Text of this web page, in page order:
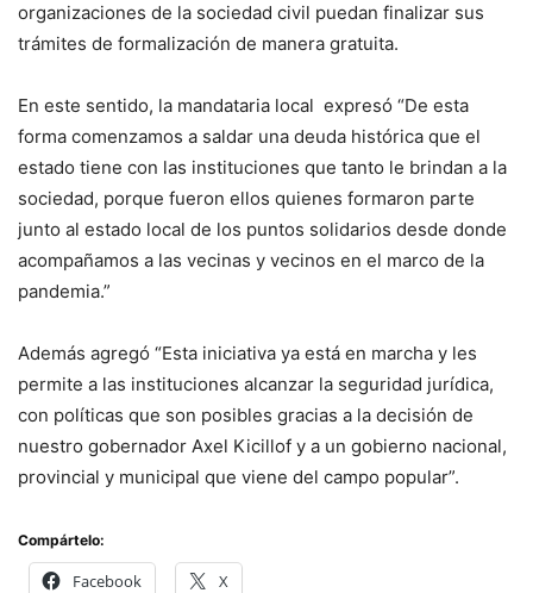
organizaciones de la sociedad civil puedan finalizar sus
trámites de formalización de manera gratuita.
En este sentido, la mandataria local expresó “De esta
forma comenzamos a saldar una deuda histórica que el
estado tiene con las instituciones que tanto le brindan a la
sociedad, porque fueron ellos quienes formaron parte
junto al estado local de los puntos solidarios desde donde
acompañamos a las vecinas y vecinos en el marco de la
pandemia.”
Además agregó “Esta iniciativa ya está en marcha y les
permite a las instituciones alcanzar la seguridad jurídica,
con políticas que son posibles gracias a la decisión de
nuestro gobernador Axel Kicillof y a un gobierno nacional,
provincial y municipal que viene del campo popular”.
Compártelo:
Facebook X